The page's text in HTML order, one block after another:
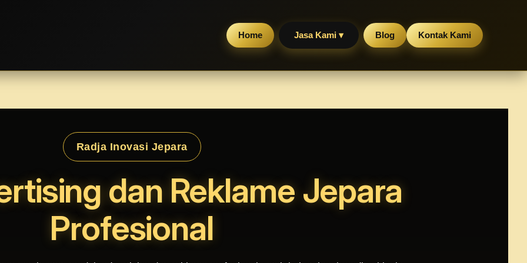
Home Jasa Kami ▾ Blog Kontak Kami
Radja Inovasi Jepara
dan Reklame Jepara
Profesional